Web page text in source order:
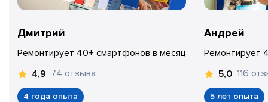
Дмитрий
Ремонтирует 40+ смартфонов в месяц
4,9 74 отзыва
4 года опыта
Андрей
Ремонтирует
5,0 116
5 лет опыта